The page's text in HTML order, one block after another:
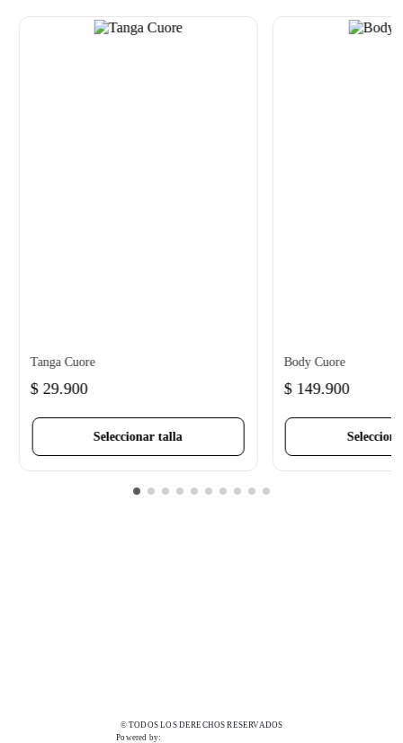
Tanga Cuore
$ 29.900
Seleccionar talla
Body Cuore
$ 149.900
© TODOS LOS DERECHOS RESERVADOS
Powered by: